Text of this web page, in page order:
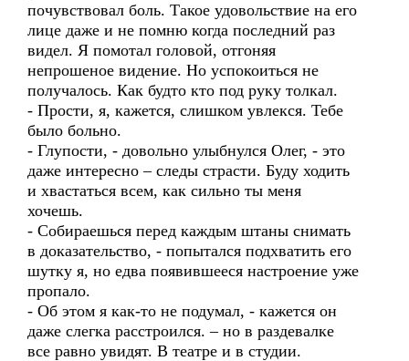
почувствовал боль. Такое удовольствие на его
лице даже и не помню когда последний раз
видел. Я помотал головой, отгоняя
непрошеное видение. Но успокоиться не
получалось. Как будто кто под руку толкал.
- Прости, я, кажется, слишком увлекся. Тебе
было больно.
- Глупости, - довольно улыбнулся Олег, - это
даже интересно – следы страсти. Буду ходить
и хвастаться всем, как сильно ты меня
хочешь.
- Собираешься перед каждым штаны снимать
в доказательство, - попытался подхватить его
шутку я, но едва появившееся настроение уже
пропало.
- Об этом я как-то не подумал, - кажется он
даже слегка расстроился. – но в раздевалке
все равно увидят. В театре и в студии.